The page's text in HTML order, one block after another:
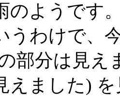
のようです
うわけで、
部分は見え
えました)